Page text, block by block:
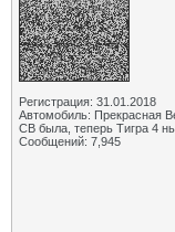
Регистрация: 31.01.2018
Автомобиль: Прекрасная
СВ была, теперь Тигра 4
Сообщений: 7,945